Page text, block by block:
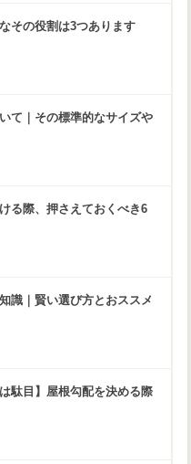
その役割は3つあります
て｜その標準的なサイズや
る際、押さえておくべき6
識｜賢い選び方とおススメ
駄目】屋根勾配を決める際